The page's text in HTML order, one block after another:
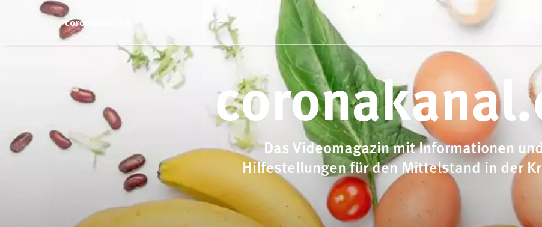
Das Videomagazin mit Informationen
Hilfestellungen für den Mittelstand in der